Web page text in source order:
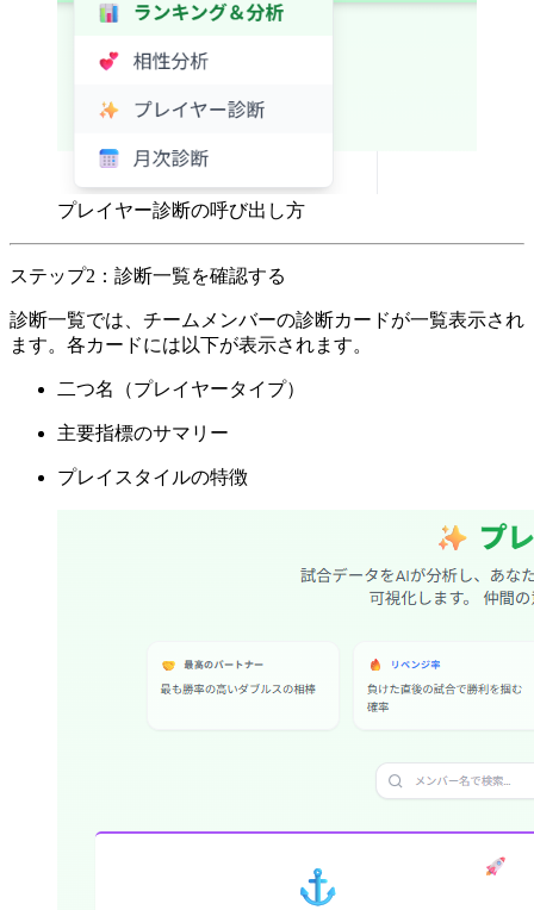
プレイヤー診断の呼び出し方
ステップ2：診断一覧を確認する
診断一覧では、チームメンバーの診断カードが一覧表示され
ます。各カードには以下が表示されます。
二つ名（プレイヤータイプ）
主要指標のサマリー
プレイスタイルの特徴